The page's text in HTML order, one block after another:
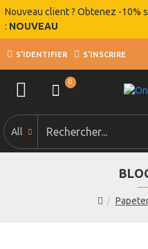
Nouveau client ? Obtenez -10%
: NOUVEAU
S'IDENTIFIER S'INSCRIRE
0
All